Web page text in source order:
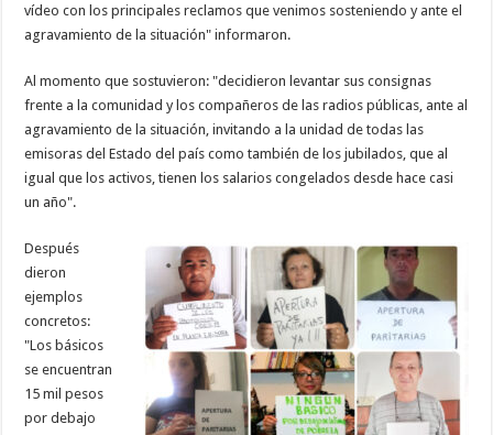
vídeo con los principales reclamos que venimos sosteniendo y ante el
agravamiento de la situación" informaron.
Al momento que sostuvieron: "decidieron levantar sus consignas
frente a la comunidad y los compañeros de las radios públicas, ante al
agravamiento de la situación, invitando a la unidad de todas las
emisoras del Estado del país como también de los jubilados, que al
igual que los activos, tienen los salarios congelados desde hace casi
un año".
Después
dieron
ejemplos
concretos:
"Los básicos
se encuentran
15 mil pesos
por debajo